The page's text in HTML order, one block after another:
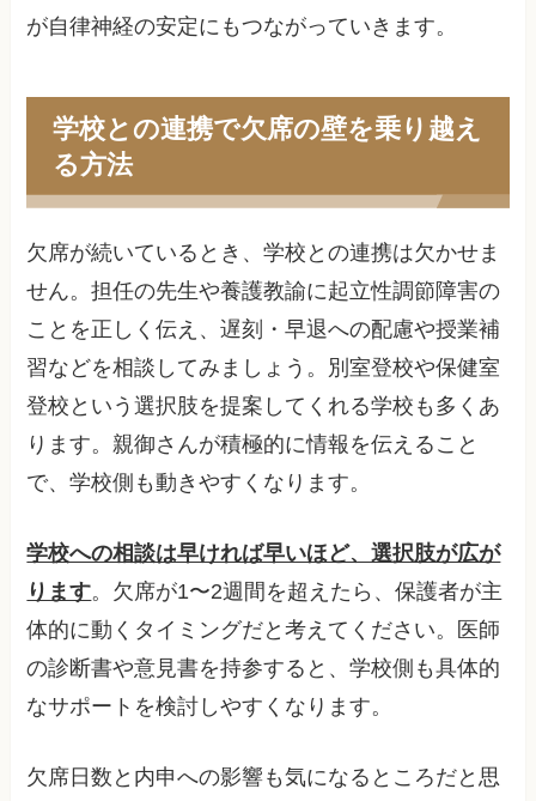
が自律神経の安定にもつながっていきます。
学校との連携で欠席の壁を乗り越え
る方法
欠席が続いているとき、学校との連携は欠かせま
せん。担任の先生や養護教諭に起立性調節障害の
ことを正しく伝え、遅刻・早退への配慮や授業補
習などを相談してみましょう。別室登校や保健室
登校という選択肢を提案してくれる学校も多くあ
ります。親御さんが積極的に情報を伝えること
で、学校側も動きやすくなります。
学校への相談は早ければ早いほど、選択肢が広が
ります。欠席が1〜2週間を超えたら、保護者が主
体的に動くタイミングだと考えてください。医師
の診断書や意見書を持参すると、学校側も具体的
なサポートを検討しやすくなります。
欠席日数と内申への影響も気になるところだと思